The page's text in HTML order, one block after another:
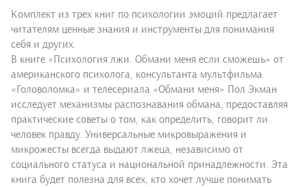
Комплект из трех книг по психологии эмоций предлагает
читателям ценные знания и инструменты для понимания
себя и других.
В книге «Психология лжи. Обмани меня если сможешь» от
американского психолога, консультанта мультфильма
«Головоломка» и телесериала «Обмани меня» Пол Экман
исследует механизмы распознавания обмана, предоставляя
практические советы о том, как определить, говорит ли
человек правду. Универсальные микровыражения и
микрожесты всегда выдают лжеца, независимо от
социального статуса и национальной принадлежности. Эта
книга будет полезна для всех, кто хочет лучше понимать